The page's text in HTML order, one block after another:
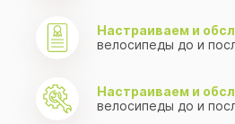
Настраиваем и
велосипеды до и
Настраиваем и
велосипеды до и